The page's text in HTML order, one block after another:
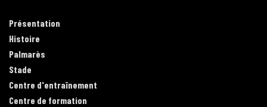
Présentation
Histoire
Palmarès
Stade
Centre d'entraînement
Centre de formation